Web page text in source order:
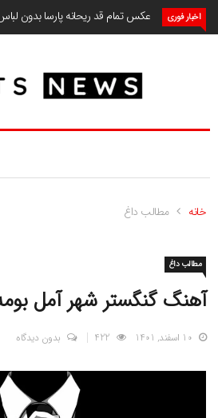
اخبار فوری عکس تمام قد ریحانه پارسا بدون
خانه مطالب داغ
مطالب داغ
آهنگ گنگستر شهر آمل
10 اسفند, 1401 بدون دیدگاه